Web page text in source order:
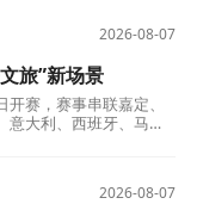
2026-08-07
旅”新场景
赛，赛事串联嘉定、
意大利、西班牙、马来
2026-08-07